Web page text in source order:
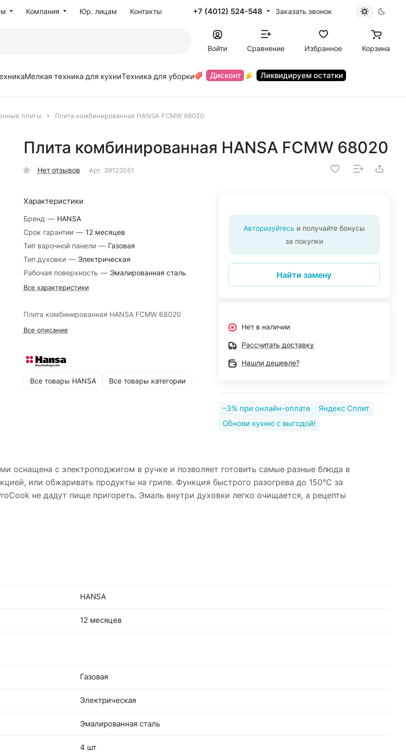
Компания Юр. лицам Контакты +7 (4012) 524-548 Заказать звонок
Войти Сравнение Избранное Корзина
Мелкая техника для кухниТехника для уборки Дисконт Ликвидируем остатки
плиты Плита комбинированная HANSA FCMW 68020
Плита комбинированная HANSA FCMW 68020
Нет отзывов Арт. 39123551
Характеристики
Бренд — HANSA
Срок гарантии — 12 месяцев
Тип варочной панели — Газовая
Тип духовки — Электрическая
Рабочая поверхность — Эмалированная сталь
Все характеристики
Плита комбинированная HANSA FCMW 68020
Все описание
Все товары HANSA Все товары категории
Авторизуйтесь и получайте бонусы
за покупки
Найти замену
Нет в наличии
Рассчитать доставку
Нашли дешевле?
–3% при онлайн-оплате
Яндекс Сплит
Обнови кухню с выгодой!
оснащена с электроподжигом в ручке и позволяет готовить самые разные блюда в
или обжаривать продукты на гриле. Функция быстрого разогрева до 150°C за
не дадут пище пригореть. Эмаль внутри духовки легко очищается, а рецепты
HANSA
12 месяцев
Газовая
Электрическая
Эмалированная сталь
4 шт